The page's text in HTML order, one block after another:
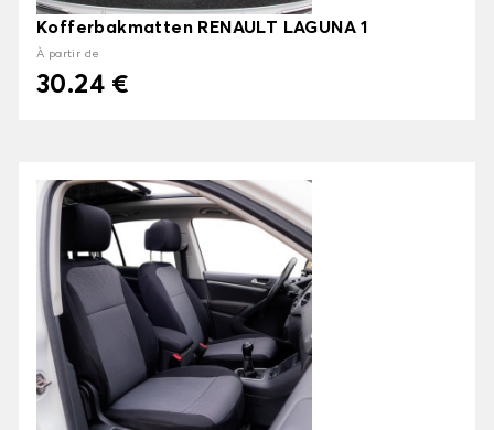
Kofferbakmatten RENAULT LAGUNA 1
À partir de
30.24 €